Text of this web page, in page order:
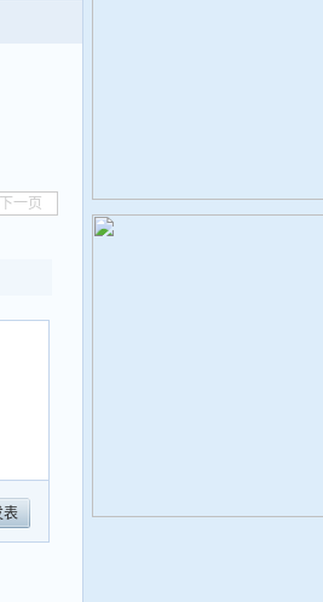
下一页
表